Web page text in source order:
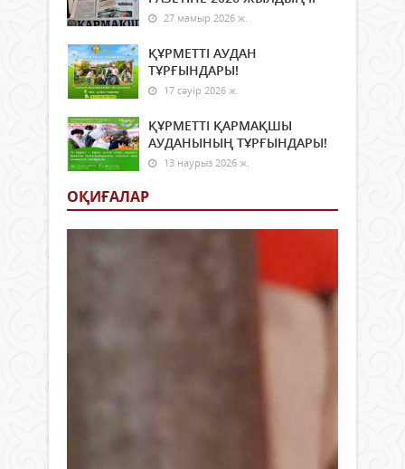
27 мамыр 2026 ж.
ҚҰРМЕТТІ АУДАН
ТҰРҒЫНДАРЫ!
17 сәуір 2026 ж.
ҚҰРМЕТТІ ҚАРМАҚШЫ
АУДАНЫНЫҢ ТҰРҒЫНДАРЫ!
13 наурыз 2026 ж.
ОҚИҒАЛАР